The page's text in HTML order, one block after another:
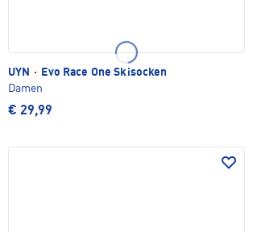
UYN ·
Evo Race One Skisocken
Damen
€ 29,99